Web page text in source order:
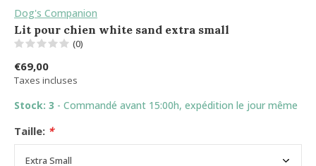
Dog's Companion
Lit pour chien white sand extra small
(0)
€69,00
Taxes incluses
Stock: 3 - Commandé avant 15:00h, expédition le jour même
Taille: *